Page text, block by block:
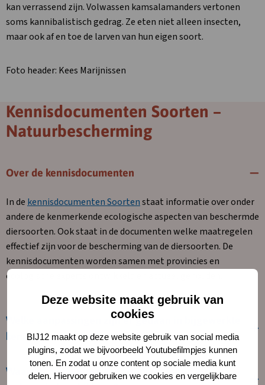
Deze website maakt gebruik van
cookies
BIJ12 maakt op deze website gebruik van social media
plugins, zodat we bijvoorbeeld Youtubefilmpjes kunnen
tonen. En zodat u onze content op sociale media kunt
delen. Hiervoor gebruiken we cookies en vergelijkbare
kan verrassend zijn. Volwassen kamsalamanders vertonen
soms kannibalistisch gedrag. Ze eten niet alleen insecten,
maar ook af en toe de larven van hun eigen soort.
Foto header: Kees Marijnissen
Kennisdocumenten Soorten –
Natuurbescherming
Over de kennisdocumenten
In de kennisdocumenten Soortenstaat informatie over onder
andere de kenmerkende ecologische aspecten van beschermde
diersoorten. Ook staat in de documenten welke maatregelen
effectief zijn voor de bescherming van de diersoorten. De
kennisdocumenten worden samen met provincies en
ecologische experts ontwikkeld en actueel gehouden.
Welke aanpassingen zijn er gedaan in bijgewerkte
kennisdocumenten?
Waarom zijn nieuwe kennisdocumenten als